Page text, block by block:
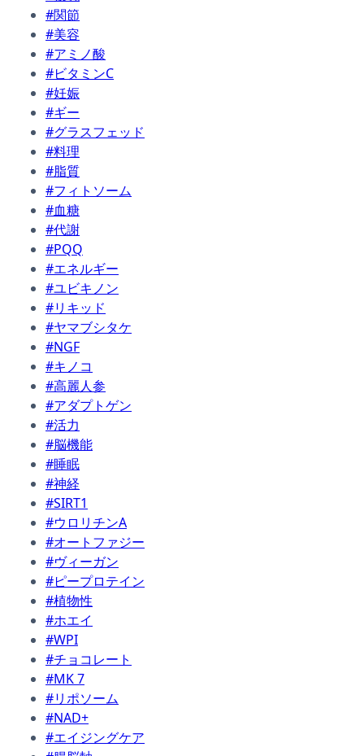
#関節
#美容
#アミノ酸
#ビタミンC
#妊娠
#ギー
#グラスフェッド
#料理
#脂質
#フィトソーム
#血糖
#代謝
#PQQ
#エネルギー
#ユビキノン
#リキッド
#ヤマブシタケ
#NGF
#キノコ
#高麗人参
#アダプトゲン
#活力
#脳機能
#睡眠
#神経
#SIRT1
#ウロリチンA
#オートファジー
#ヴィーガン
#ピープロテイン
#植物性
#ホエイ
#WPI
#チョコレート
#MK 7
#リポソーム
#NAD+
#エイジングケア